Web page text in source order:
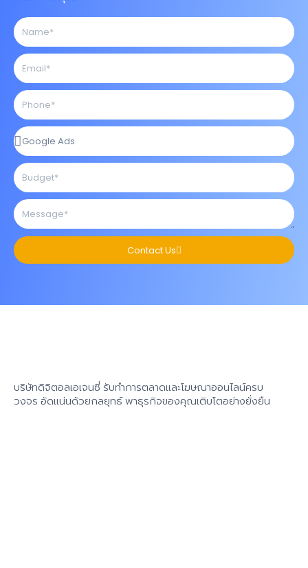
Contact Us
บริษัทดิจิตอลเอเจนซี่ รับทำการตลาดและโฆษณาออนไลน์ครบ
วงจร อัดแน่นด้วยกลยุทธ์ พาธุรกิจของคุณเติบโตอย่างยั่งยืน